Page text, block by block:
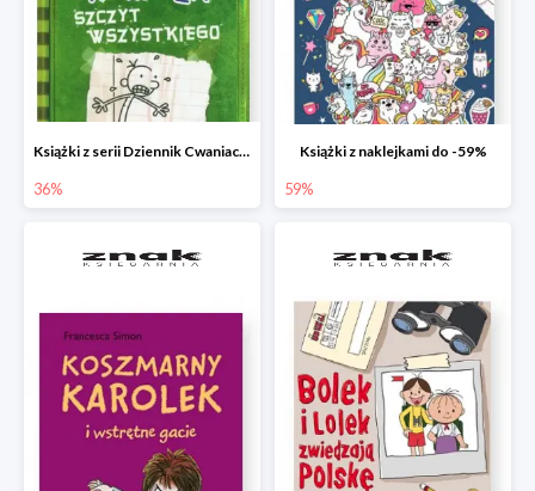
Książki z serii Dziennik Cwaniaczka
36%
Książki z naklejkami do -59%
59%